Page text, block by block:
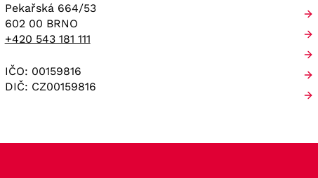
Pekařská 664/53
602 00 BRNO
+420 543 181 111
IČO: 00159816
DIČ: CZ00159816